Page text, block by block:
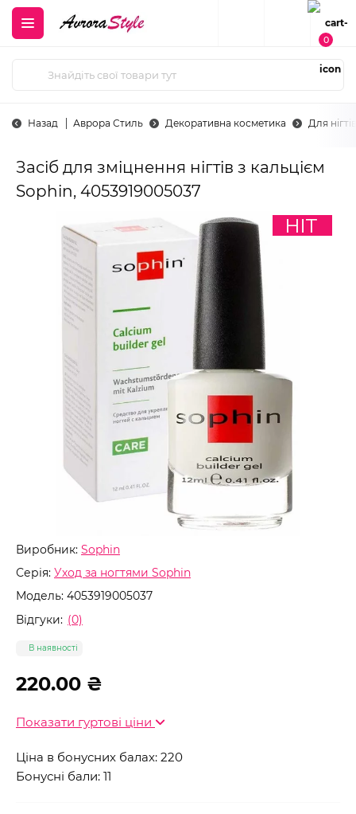
0
Назад Аврора Стиль Декоративна косметика Для нігтів
Засіб для зміцнення нігтів з кальцієм
Sophin, 4053919005037
Виробник: Sophin
Серія: Уход за ногтями Sophin
Модель: 4053919005037
Відгуки: (0)
В наявності
220.00 ₴
Показати гуртові ціни
Ціна в бонусних балах: 220
Бонусні бали: 11